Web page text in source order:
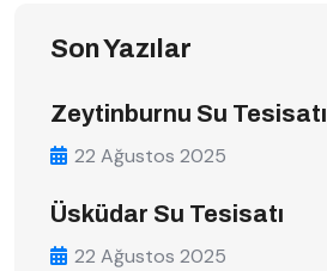
Son Yazılar
Zeytinburnu Su Tesisatı
22 Ağustos 2025
Üsküdar Su Tesisatı
22 Ağustos 2025